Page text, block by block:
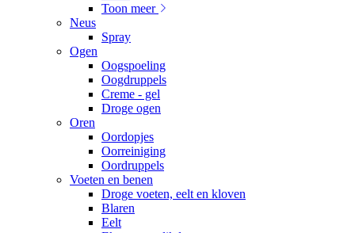
Toon meer
Neus
Spray
Ogen
Oogspoeling
Oogdruppels
Creme - gel
Droge ogen
Oren
Oordopjes
Oorreiniging
Oordruppels
Voeten en benen
Droge voeten, eelt en kloven
Blaren
Eelt